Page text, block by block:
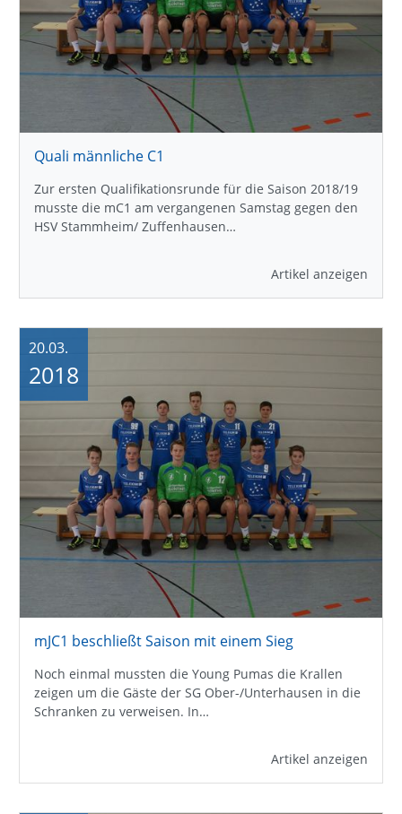
Quali männliche C1
Zur ersten Qualifikationsrunde für die Saison 2018/19
musste die mC1 am vergangenen Samstag gegen den
HSV Stammheim/ Zuffenhausen…
Artikel anzeigen
mJC1 beschließt Saison mit einem Sieg
Noch einmal mussten die Young Pumas die Krallen
zeigen um die Gäste der SG Ober-/Unterhausen in die
Schranken zu verweisen. In…
Artikel anzeigen
20.03.
2018